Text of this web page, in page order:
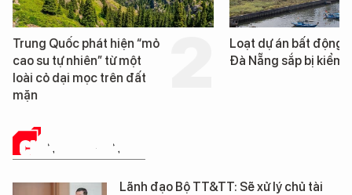
Loạt dự án bất động sản ở
Đà Nẵng sắp bị kiểm tra
Nga xây dựng hơn
km "hành lang chống
CHÍNH QUYỀN SỐ
Lãnh đạo Bộ TT&TT: Sẽ xử lý chủ tài